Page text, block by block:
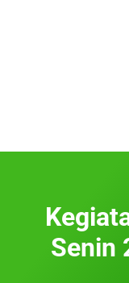
Senin